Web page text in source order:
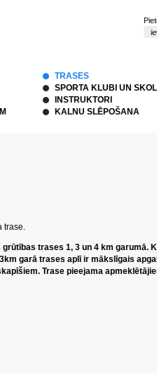
TRASES
SPORTA KLUBI UN
INSTRUKTORI
KALNU SLĒPOŠANA
trase.
trases 1, 3 un 4 km garumā.
garā trases aplī ir mākslīgais
Trase pieejama